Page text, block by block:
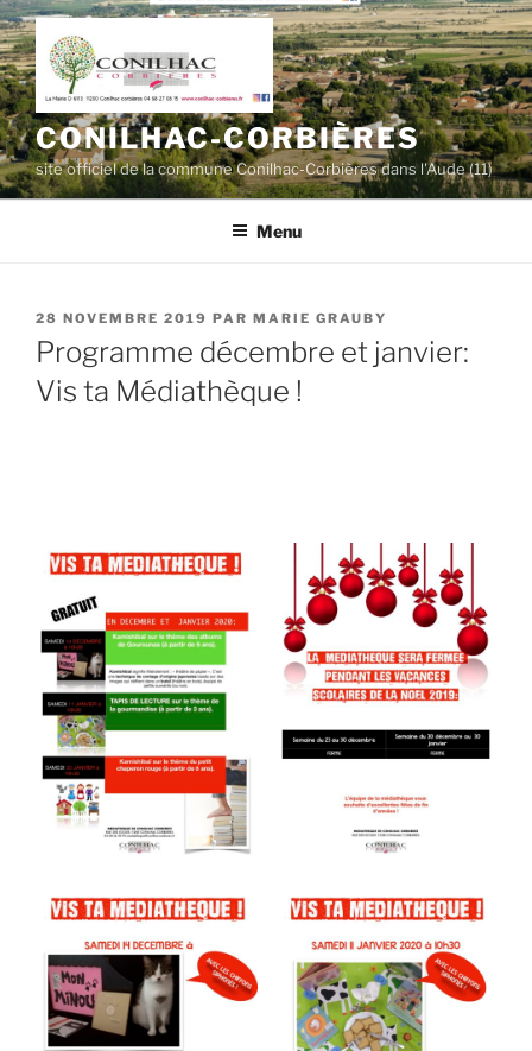
Aller
au
contenu
principal
CONILHAC-CORBIÈRES
site officiel de la commune Conilhac-Corbières dans l'Aude (11)
Menu
PUBLIÉ
LE
28 NOVEMBRE 2019 PAR MARIE GRAUBY
Programme décembre et janvier:
Vis ta Médiathèque !